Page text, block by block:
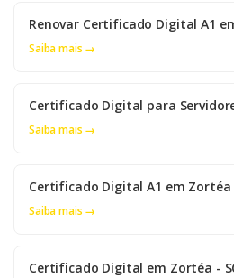
Renovar Certificado Digital A1
Saiba mais →
Certificado Digital para
Saiba mais →
Certificado Digital A1 em Zortéa
Saiba mais →
Certificado Digital em Zortéa -